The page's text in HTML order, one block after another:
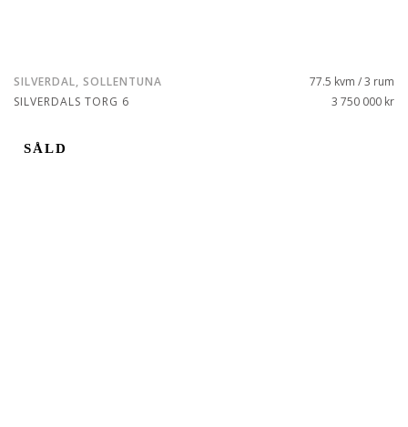
SILVERDAL, SOLLENTUNA
SILVERDALS TORG 6
77.5 kvm / 3 rum
3 750 000 kr
SÅLD